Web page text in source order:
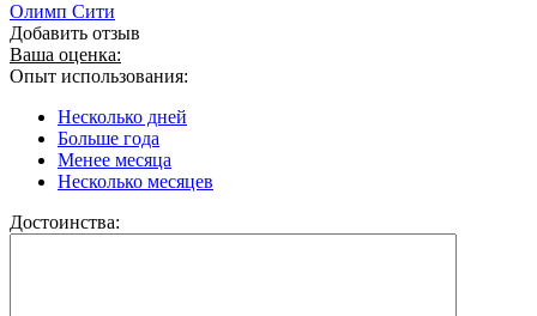
Олимп Сити
Добавить отзыв
Ваша оценка:
Опыт использования:
Несколько дней
Больше года
Менее месяца
Несколько месяцев
Достоинства: